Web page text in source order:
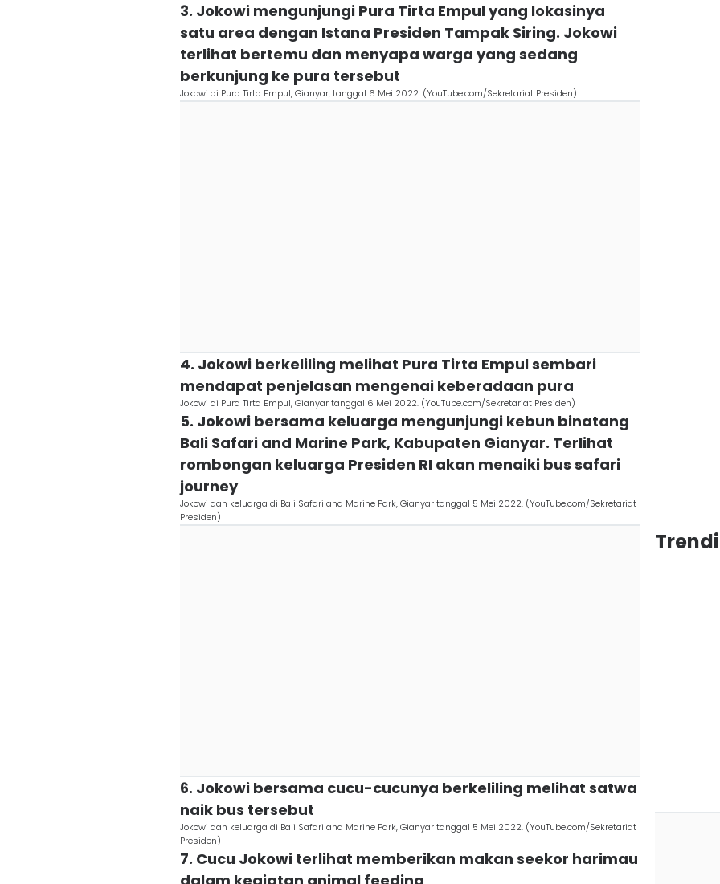
3. Jokowi mengunjungi Pura Tirta Empul yang lokasinya
satu area dengan Istana Presiden Tampak Siring. Jokowi
terlihat bertemu dan menyapa warga yang sedang
berkunjung ke pura tersebut
Jokowi di Pura Tirta Empul, Gianyar, tanggal 6 Mei 2022. (YouTube.com/Sekretariat Presiden)
4. Jokowi berkeliling melihat Pura Tirta Empul sembari
mendapat penjelasan mengenai keberadaan pura
Jokowi di Pura Tirta Empul, Gianyar tanggal 6 Mei 2022. (YouTube.com/Sekretariat Presiden)
5. Jokowi bersama keluarga mengunjungi kebun binatang
Bali Safari and Marine Park, Kabupaten Gianyar. Terlihat
rombongan keluarga Presiden RI akan menaiki bus safari
journey
Jokowi dan keluarga di Bali Safari and Marine Park, Gianyar tanggal 5 Mei 2022. (YouTube.com/Sekretariat
Presiden)
6. Jokowi bersama cucu-cucunya berkeliling melihat satwa
naik bus tersebut
Jokowi dan keluarga di Bali Safari and Marine Park, Gianyar tanggal 5 Mei 2022. (YouTube.com/Sekretariat
Presiden)
7. Cucu Jokowi terlihat memberikan makan seekor harimau